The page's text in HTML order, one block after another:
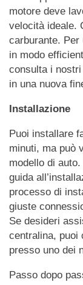
motore deve
velocità ideale.
carburante. Per
in modo
consulta i nostri
in una nuova
Installazione
Puoi installare
minuti, ma può
modello di
guida
processo di
giuste
Se desideri
centralina, puoi
presso uno dei
Passo dopo